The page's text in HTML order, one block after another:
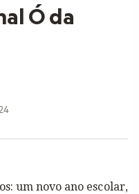
Ó da
um novo ano escolar,